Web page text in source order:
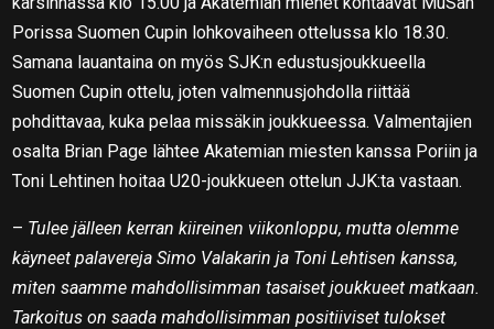
Porissa Suomen Cupin lohkovaiheen ottelussa klo 18.30.
Samana lauantaina on myös SJK:n edustusjoukkueella
Suomen Cupin ottelu, joten valmennusjohdolla riittää
pohdittavaa, kuka pelaa missäkin joukkueessa. Valmentajien
osalta Brian Page lähtee Akatemian miesten kanssa Poriin ja
Toni Lehtinen hoitaa U20-joukkueen ottelun JJK:ta vastaan.
– Tulee jälleen kerran kiireinen viikonloppu, mutta olemme
käyneet palavereja Simo Valakarin ja Toni Lehtisen kanssa,
miten saamme mahdollisimman tasaiset joukkueet matkaan.
Tarkoitus on saada mahdollisimman positiiviset tulokset